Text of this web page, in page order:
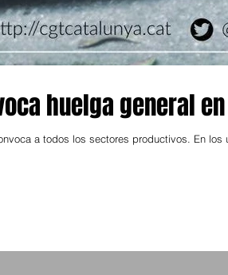
huelga general
a todos los sectores productivos. En